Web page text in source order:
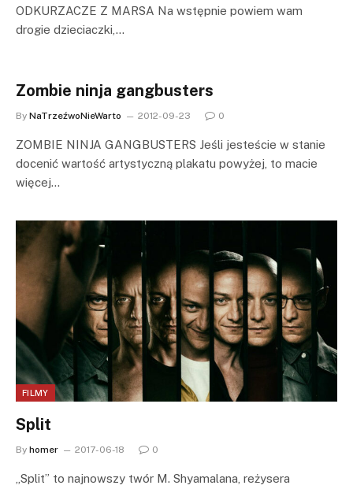
ODKURZACZE Z MARSA Na wstępnie powiem wam
drogie dzieciaczki,…
Zombie ninja gangbusters
By NaTrzeźwoNieWarto 2012-09-23 0
ZOMBIE NINJA GANGBUSTERS Jeśli jesteście w stanie
docenić wartość artystyczną plakatu powyżej, to macie
więcej…
FILMY
Split
By homer 2017-06-18 0
„Split” to najnowszy twór M. Shyamalana, reżysera